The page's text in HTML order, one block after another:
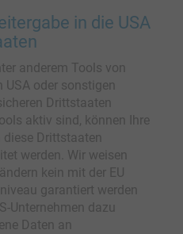
in die USA
anderem Tools von
oder sonstigen
Drittstaaten
aktiv sind, können Ihre
diese Drittstaaten
werden. Wir weisen
kein mit der EU
garantiert werden
Unternehmen dazu
Daten an